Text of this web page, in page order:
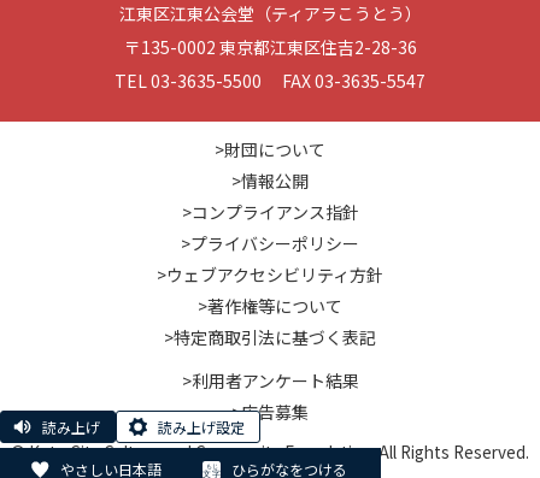
やさしい日本語 ひらがなをつける
読み上げ 読み上げ設定
江東区江東公会堂（ティアラこうとう）
〒135-0002 東京都江東区住吉2-28-36
TEL 03-3635-5500 FAX 03-3635-5547
>財団について
>情報公開
>コンプライアンス指針
>プライバシーポリシー
>ウェブアクセシビリティ方針
>著作権等について
>特定商取引法に基づく表記
>利用者アンケート結果
>広告募集
© Koto City Culture and Community Foundation. All Rights Reserved.